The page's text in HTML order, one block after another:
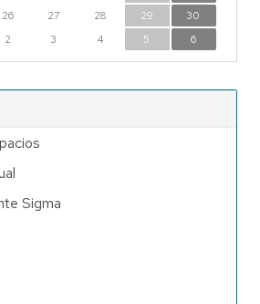
26 27 28 29
30
2 3 4 5 6
Sigma